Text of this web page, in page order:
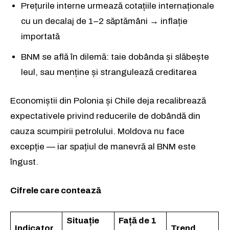
Rămâi conectat la lumea afacerilor și
a ideilor care inspiră.
Abonează-te la newsletterul The List și citește știrile altfel.
Rămâi conectat la lumea afacerilor și
a ideilor care inspiră.
Abonează-te la newsletterul The List și citește știrile altfel.
Prețurile interne urmează cotațiile internaționale
cu un decalaj de 1–2 săptămâni → inflație
importată
BNM se află în dilemă: taie dobânda și slăbește
leul, sau menține și strangulează creditarea
Economiștii din Polonia și Chile deja recalibrează
expectativele privind reducerile de dobândă din
cauza scumpirii petrolului. Moldova nu face
excepție — iar spațiul de manevră al BNM este
îngust.
Cifrele care contează
Situație Față de 1